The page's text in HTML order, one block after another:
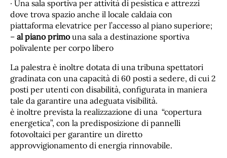
· Una sala sportiva per attività di pesistica e attrezzi
dove trova spazio anche il locale caldaia con
piattaforma elevatrice per l’accesso al piano superiore;
– al piano primouna sala a destinazione sportiva
polivalente per corpo libero
La palestra è inoltre dotata di una tribuna spettatori
gradinata con una capacità di 60 posti a sedere, di cui 2
posti per utenti con disabilità, configurata in maniera
tale da garantire una adeguata visibilità.
è inoltre prevista la realizzazione di una “copertura
energetica”, con la predisposizione di pannelli
fotovoltaici per garantire un diretto
approvvigionamento di energia rinnovabile.